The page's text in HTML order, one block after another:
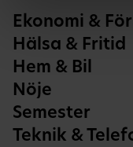
Ekonomi &
Hälsa & Fritid
Hem & Bil
Nöje
Semester
Teknik &